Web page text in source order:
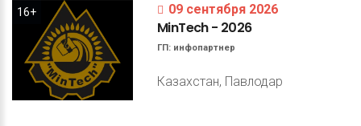
16+ 09 сентября 2026
MinTech- 2026
ГП: инфопартнер
Казахстан, Павлодар